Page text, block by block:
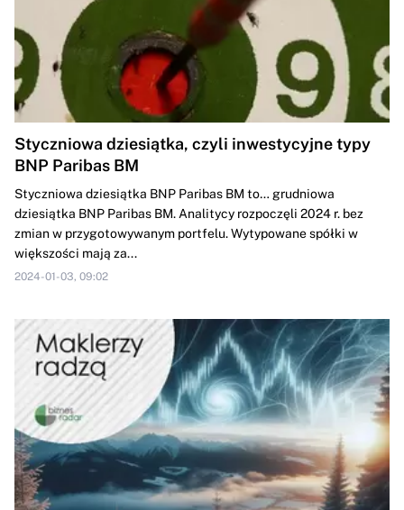
Styczniowa dziesiątka, czyli inwestycyjne typy
BNP Paribas BM
Styczniowa dziesiątka BNP Paribas BM to… grudniowa
dziesiątka BNP Paribas BM. Analitycy rozpoczęli 2024 r. bez
zmian w przygotowywanym portfelu. Wytypowane spółki w
większości mają za...
2024-01-03, 09:02